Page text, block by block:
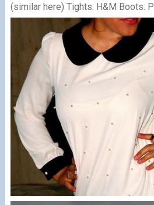
(similar here) Tights: H&M Boots: